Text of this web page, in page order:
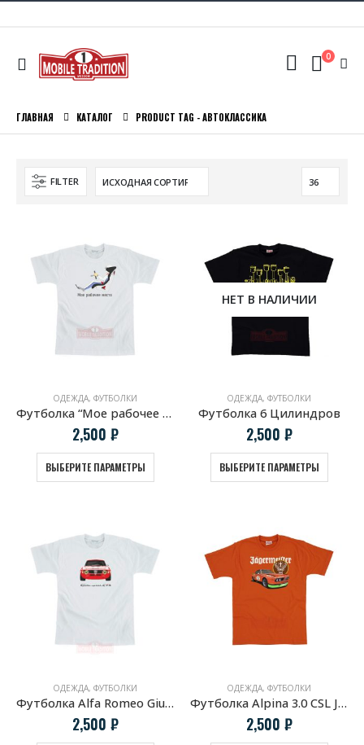
0
ГЛАВНАЯ КАТАЛОГ PRODUCT TAG -АВТОКЛАССИКА
FILTER
ОДЕЖДА, ФУТБОЛКИ
Футболка “Мое рабочее место”
2,500 ₽
ВЫБЕРИТЕ ПАРАМЕТРЫ
НЕТ В НАЛИЧИИ
ОДЕЖДА, ФУТБОЛКИ
Футболка 6 Цилиндров
2,500 ₽
ВЫБЕРИТЕ ПАРАМЕТРЫ
ОДЕЖДА, ФУТБОЛКИ
Футболка Alfa Romeo Giulia Sprint GTA
2,500 ₽
ОДЕЖДА, ФУТБОЛКИ
Футболка Alpina 3.0 CSL Jagermeister
2,500 ₽